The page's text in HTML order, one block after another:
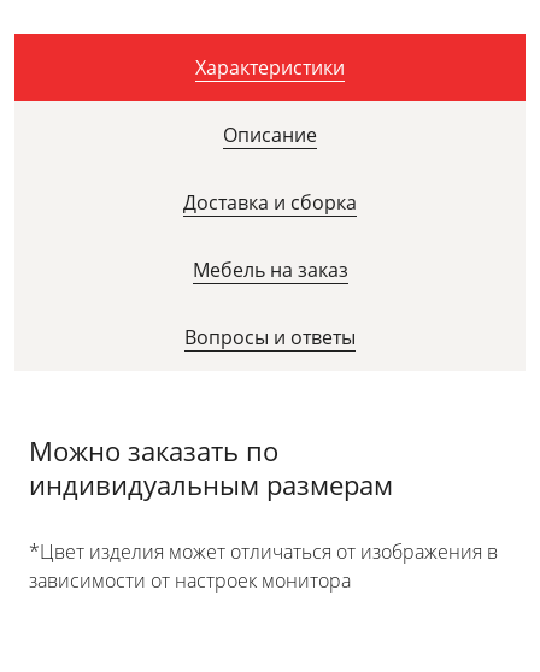
Характеристики
Описание
Доставка и сборка
Мебель на заказ
Вопросы и ответы
Можно заказать по
индивидуальным размерам
*Цвет изделия может отличаться от изображения в
зависимости от настроек монитора